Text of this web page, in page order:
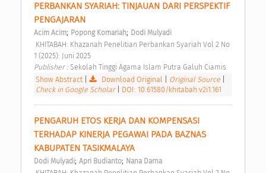
PERBANKAN SYARIAH: TINJAUAN DARI PERSPEKTIF
PENGAJARAN
Acim Acim; Popong Komariah; Dodi Mulyadi
1 (2025): Juni 2025
Publisher : Sekolah Tinggi Agama Islam Putra Galuh Ciamis
Show Abstract| Download Original Original Source
Check in Google Scholar
DOI: 10.61580/khitabah.v2i1.161
PENGARUH ETOS KERJA DAN KOMPENSASI
TERHADAP KINERJA PEGAWAI PADA BAZNAS
KABUPATEN TASIKMALAYA
Dodi Mulyadi; Apri Budianto; Nana Darna